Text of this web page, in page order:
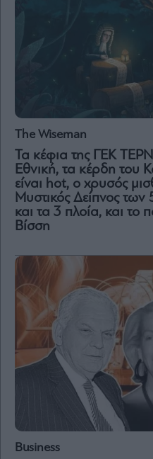
The Wiseman
Τα κέφια της ΓΕΚ
Εθνική, τα κέρδη του
είναι hot, ο χρυσός
Μυστικός Δείπνος
και τα 3 πλοία, και το
Βίσση
Business